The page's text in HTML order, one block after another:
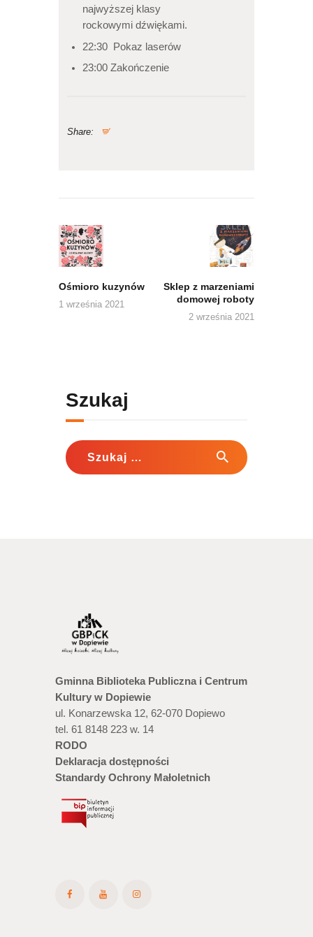
najwyższej klasy
rockowymi dźwiękami.
22:30 Pokaz laserów
23:00 Zakończenie
Share:
wpisu
Ośmioro kuzynów
1 września 2021
Sklep z marzeniami
domowej roboty
2 września 2021
Szukaj
Szukaj:
Gminna Biblioteka Publiczna i Centrum
Kultury w Dopiewie
ul. Konarzewska 12, 62-070 Dopiewo
tel. 61 8148 223 w. 14
RODO
Deklaracja dostępności
Standardy Ochrony Małoletnich